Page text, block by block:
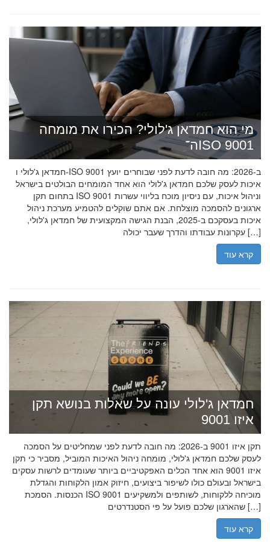
מי הוא חמדאן ג'לולי? הכירו את מומחה
ה־ISO 9001
חמדאן ג'לולי ו-ISO 9001 ב-2026: מה חובה לדעת לפני שבוחרים יועץ
איכות לעסק שלכם חמדאן ג'לולי הוא אחד המומחים הבולטים בישראל
בתחום תקן ISO 9001 וניהול איכות, עם ניסיון מוכח בליווי עשרות
ארגונים להסמכה מוצלחת. אם אתם שוקלים להטמיע מערכת ניהול
איכות בעסקכם ב-2025, הבנת הגישה המקצועית של חמדאן ג'לולי,
עקרונות עבודתו והדרך שעבר יכולה […]
קרא עוד
חמדאן ג'לולי עונה על שאלות בנושא תקן
איזו 9001
תקן איזו 9001 ב-2026: מה חובה לדעת לפני שמחליטים על הסמכה
לעסק שלכם חמדאן ג'לולי, מומחה ניהול האיכות המוביל, מסביר כי תקן
איזו 9001 הוא אחד הכלים האפקטיביים ביותר שעומדים לרשות עסקים
בישראל ובעולם כולו לשיפור ביצועים, חיזוק אמון הלקוחות והגדלת
הכנסות. הסמכת ISO 9001 מוכיחה ללקוחות, לשותפים ולמשקיעים
שהארגון שלכם פועל על פי הסטנדרטים […]
קרא עוד